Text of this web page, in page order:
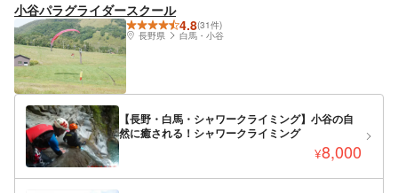
小谷パラグライダースクール
4.8(31件)
長野県
白馬・小谷
【長野・白馬・シャワークライミング】小谷の自
然に癒される！シャワークライミング
¥8,000